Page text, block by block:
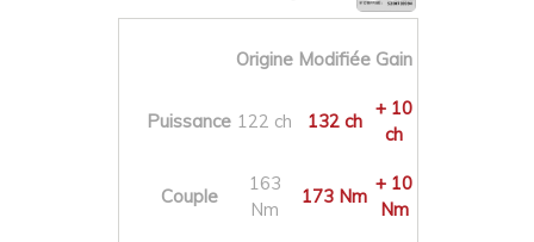
Origine Modifiée Gain
Puissance 122 ch 132 ch
+ 10
ch
Couple
163
Nm
173 Nm
+ 10
Nm